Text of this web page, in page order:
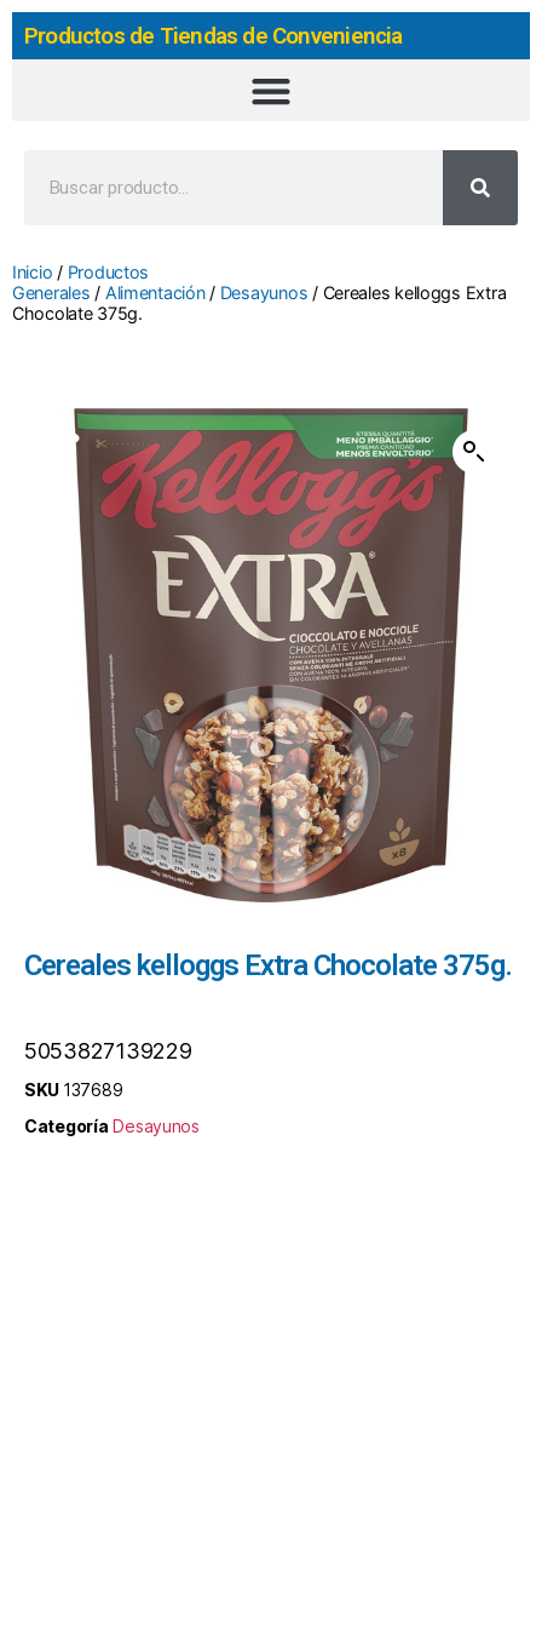
Productos de Tiendas de Conveniencia
Inicio / Productos
Generales / Alimentación/ Desayunos / Cereales kelloggs Extra
Chocolate 375g.
Cereales kelloggs Extra Chocolate 375g.
5053827139229
SKU 137689
Categoría Desayunos